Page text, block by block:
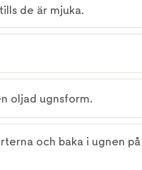
de är mjuka.
oljad ugnsform.
och baka i ugnen på